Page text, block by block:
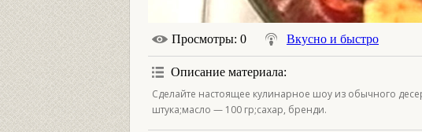
Просмотры: 0 Вкусно и быстро
Описание материала:
Сделайте настоящее кулинарное шоу из обычного
штука;масло — 100 гр;сахар, бренди.